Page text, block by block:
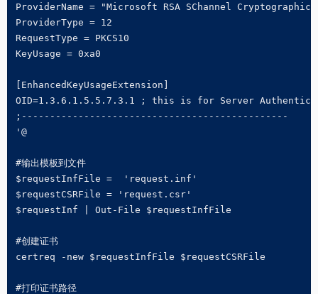
ProviderName = "Microsoft RSA SChannel
ProviderType = 12
RequestType = PKCS10
KeyUsage = 0xa0
[EnhancedKeyUsageExtension]
OID=1.3.6.1.5.5.7.3.1 ; this is for Server
;-----------------------------------------------
'@
#输出模板到文件
$requestInfFile =  'request.inf'
$requestCSRFile = 'request.csr'
$requestInf | Out-File $requestInfFile
#创建证书
certreq -new $requestInfFile $requestCSRFile
#打印证书路径